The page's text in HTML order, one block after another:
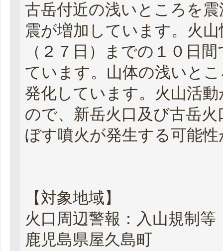
古岳付近の浅いところを
震が増加しています。火
（２７日）までの１０日
ています。山体の浅いと
発化しています。火山活
ので、新岳火口及び古岳
ぼす噴火が発生する可能
【対象地域】
火口周辺警報：入山規制等
鹿児島県屋久島町